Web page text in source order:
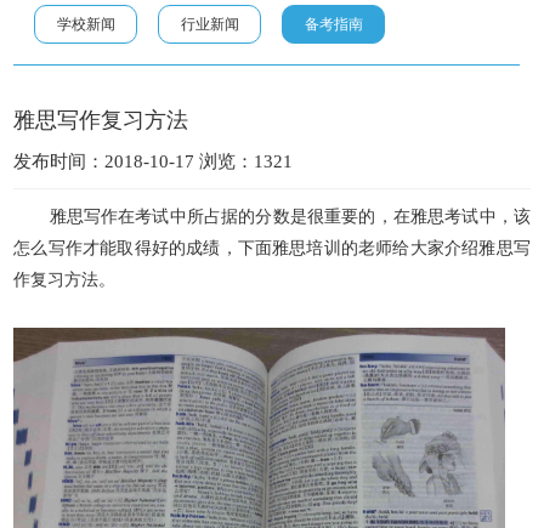
学校新闻 行业新闻 备考指南
雅思写作复习方法
发布时间：2018-10-17 浏览：1321
雅思写作在考试中所占据的分数是很重要的，在雅思考试中，该
怎么写作才能取得好的成绩，下面雅思培训的老师给大家介绍雅思写
作复习方法。